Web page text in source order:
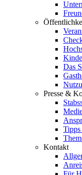
Das
Presse &
Kontakt